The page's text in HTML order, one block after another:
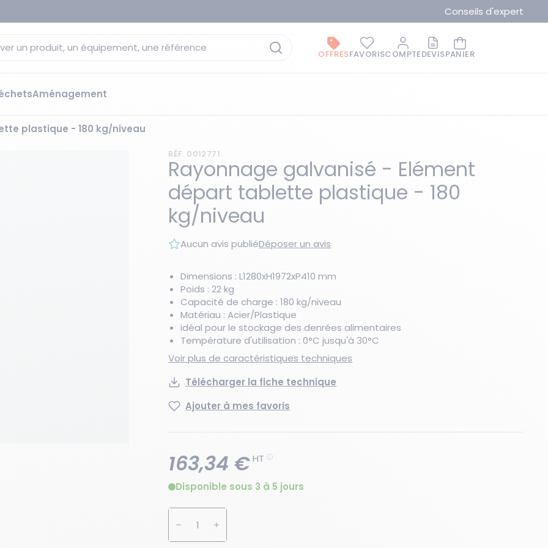
Conseils d'expert
un produit, un équipement, une référence
OFFRESFAVORISCOMPTEDEVISPANIER
de rétention
Aménagement
Les essentiels du moment La marque du moment
plastique - 180 kg/niveau
Rayonnage galvanisé - Elément
départ tablette plastique - 180
kg/niveau
RÉF. 0012771
Aucun avis publiéDéposer un avis
Dimensions : L1280xH1972xP410 mm
Poids : 22 kg
Capacité de charge : 180 kg/niveau
Matériau : Acier/Plastique
idéal pour le stockage des denrées alimentaires
Température d'utilisation : 0°C jusqu'à 30°C
Voir plus de caractéristiques techniques
Télécharger la fiche technique
Ajouter à mes favoris
163,34 € HT
Disponible sous 3 à 5 jours
Augmenter la quantité